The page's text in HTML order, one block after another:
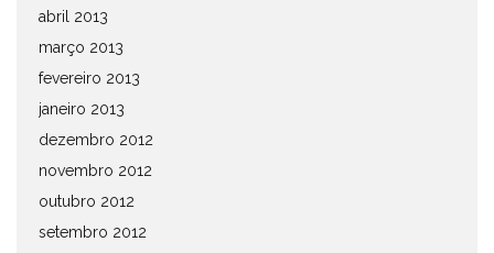
abril 2013
março 2013
fevereiro 2013
janeiro 2013
dezembro 2012
novembro 2012
outubro 2012
setembro 2012